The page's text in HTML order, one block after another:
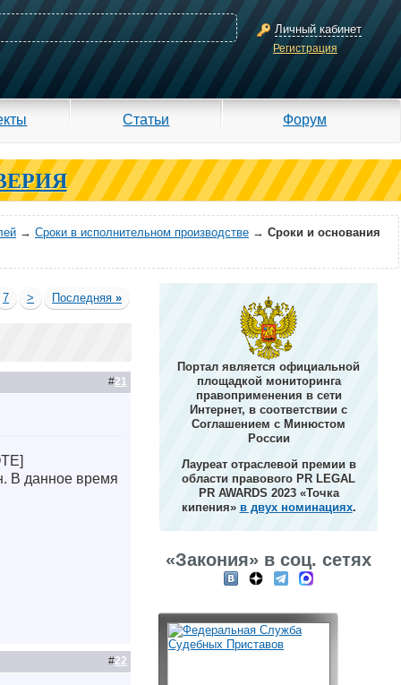
Личный кабинет
Регистрация
Статьи Форум
→ Сроки в исполнительном производстве → Сроки и основания
7 > Последняя»
#21
В данное время
#22
Портал является официальной
площадкой мониторинга
правоприменения в сети
Интернет, в соответствии с
Соглашением с Минюстом
России
Лауреат отраслевой премии в
области правового PR LEGAL
PR AWARDS 2023 «Точка
кипения» в двух номинациях.
«Закония» в соц. сетях